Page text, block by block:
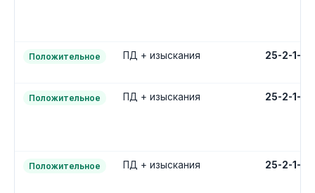
Положительное ПД + изыскания 25-2-1-
Положительное ПД + изыскания 25-2-1-
Положительное ПД + изыскания 25-2-1-